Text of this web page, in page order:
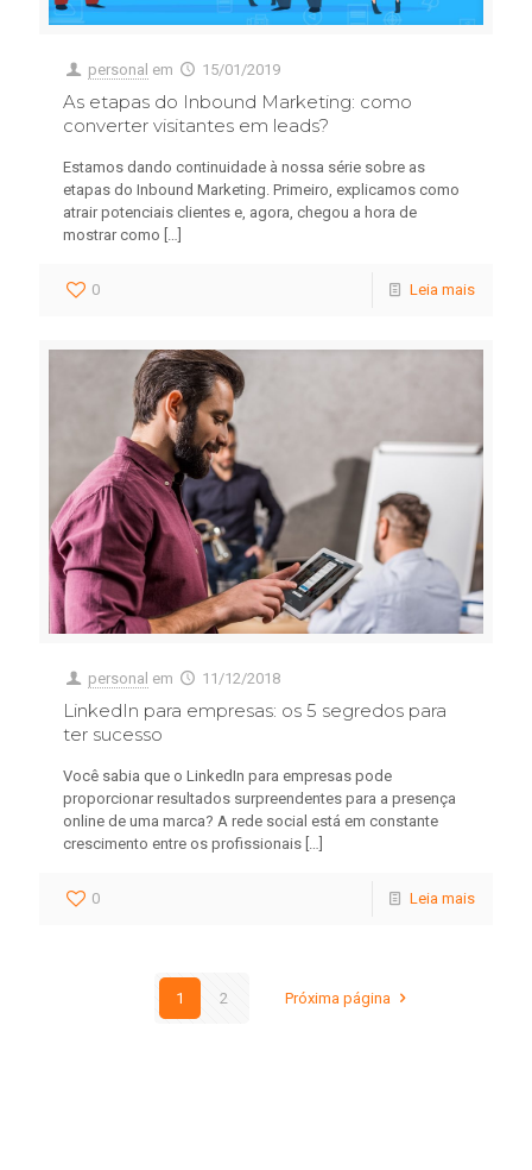
personal em 15/01/2019
As etapas do Inbound Marketing: como
converter visitantes em leads?
Estamos dando continuidade à nossa série sobre as
etapas do Inbound Marketing. Primeiro, explicamos como
atrair potenciais clientes e, agora, chegou a hora de
mostrar como […]
0 Leia mais
personal em 11/12/2018
LinkedIn para empresas: os 5 segredos para
ter sucesso
Você sabia que o LinkedIn para empresas pode
proporcionar resultados surpreendentes para a presença
online de uma marca? A rede social está em constante
crescimento entre os profissionais […]
0 Leia mais
1 2 Próxima página